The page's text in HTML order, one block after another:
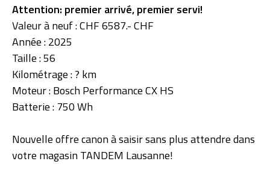
Attention: premier arrivé, premier servi!
Valeur à neuf : CHF 6587.- CHF
Année : 2025
Taille : 56
Kilométrage : ? km
Moteur : Bosch Performance CX HS
Batterie : 750 Wh
Nouvelle offre canon à saisir sans plus attendre dans
votre magasin TANDEM Lausanne!